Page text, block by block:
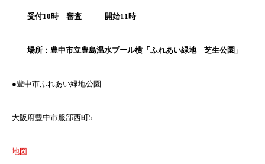
受付10時 審査 開始11時
場所：豊中市立豊島温水プール横「ふれあい緑地 芝生公園」
●豊中市ふれあい緑地公園
大阪府豊中市服部西町5
地図